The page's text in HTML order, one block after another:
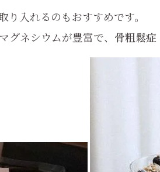
り入れるのもおすすめです。
グネシウムが豊富で、 骨粗鬆